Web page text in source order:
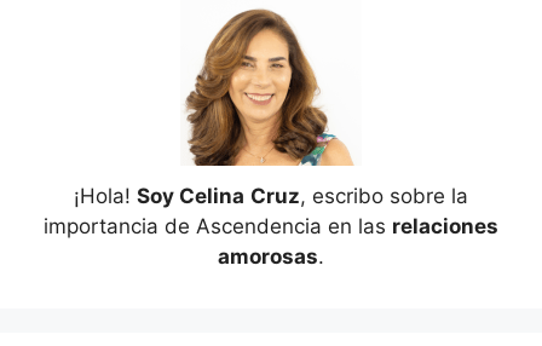
¡Hola! Soy Celina Cruz, escribo sobre la
importancia de Ascendencia en las relaciones
amorosas.